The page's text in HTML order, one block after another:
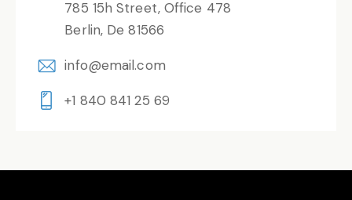
785 15h Street, Office 478
Berlin, De 81566
info@email.com
+1 840 841 25 69